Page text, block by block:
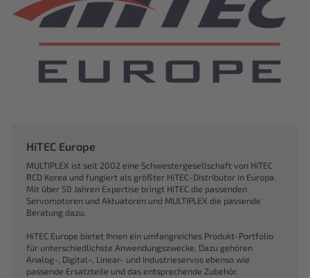
HiTEC Europe
MULTIPLEX ist seit 2002 eine Schwestergesellschaft von HiTEC
RCD Korea und fungiert als größter HiTEC-Distributor in Europa.
Mit über 50 Jahren Expertise bringt HiTEC die passenden
Servomotoren und Aktuatoren und MULTIPLEX die passende
Beratung dazu.
HiTEC Europe bietet Ihnen ein umfangreiches Produkt-Portfolio
für unterschiedlichste Anwendungszwecke. Dazu gehören
Analog-, Digital-, Linear- und Industrieservos ebenso wie
passende Ersatzteile und das entsprechende Zubehör.